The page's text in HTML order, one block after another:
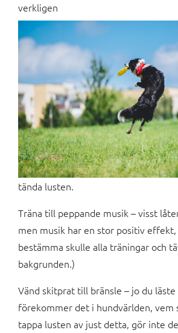
verkligen
tända lusten.
Träna till peppande musik – visst
men musik har en stor positiv
bestämma skulle alla träningar och
bakgrunden.)
Vänd skitprat till bränsle – jo du
förekommer det i hundvärlden, vem
tappa lusten av just detta, gör inte